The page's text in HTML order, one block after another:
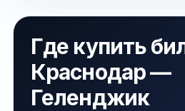
Где купить
Краснодар —
Геленджик